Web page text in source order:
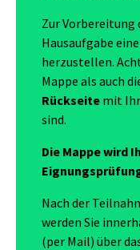
Zur Vorbereitung
Hausaufgabe
herzustellen.
Mappe als auch
Rückseite mit
sind.
Die Mappe wird
Nach der
werden Sie
(per Mail) über